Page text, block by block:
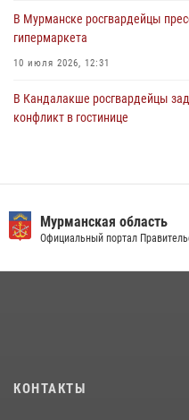
баре на улице Орликовой
29 июля 2026, 09:34
В Мурманске росгвардейцы
гипермаркета
10 июля 2026, 12:31
В Кандалакше росгвардейцы
конфликт в гостинице
безопасности в период выборов
16 июля 2026, 07:26
Мурманская область
Официальный портал
КОНТАКТЫ